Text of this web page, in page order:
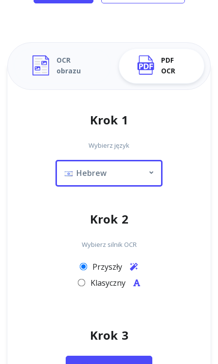
OCR
obrazu
PDF
OCR
Krok 1
Wybierz język
Hebrew
Krok 2
Wybierz silnik OCR
Przyszły
Klasyczny
Krok 3